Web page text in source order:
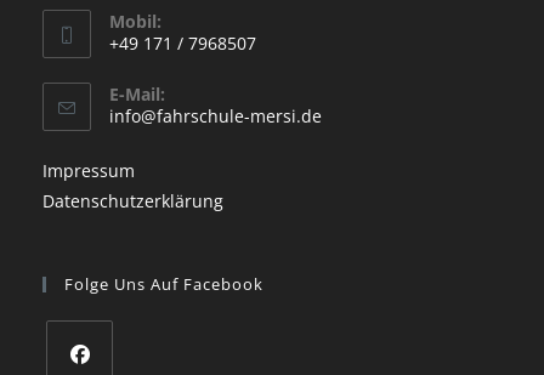
new
tab
in
your
application
Mobil:
+49 171 / 7968507
in
your
E-Mail:
info@fahrschule-mersi.deOpens
Impressum
Datenschutzerklärung
Folge Uns Auf Facebook